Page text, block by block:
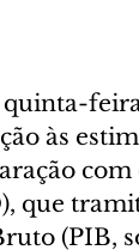
feira
às
com
que
(PIB,